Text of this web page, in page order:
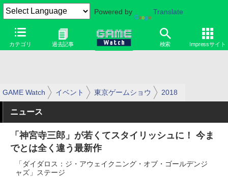
Powered by Translate
カテゴリ 過去記事 検索 Impressサイト
GAME Watch イベント 東京ゲームショウ 2018
ニュース
「神宮寺三郎」が若くてスタイリッシュに！ 今ま
でとは全く違う最新作
「ダイダロス：ジ・アウェイクニング・オブ・ゴールデンジ
ャズ」ステージ